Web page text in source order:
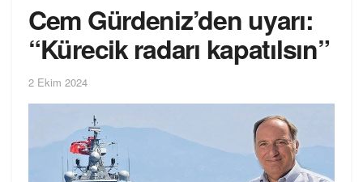
Cem Gürdeniz’den uyarı:
“Kürecik radarı kapatılsın”
2 Ekim 2024